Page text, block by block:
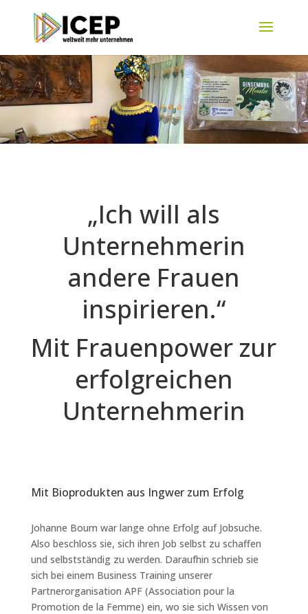
„Ich will als
Unternehmerin
andere Frauen
inspirieren.“
Mit Frauenpower zur
erfolgreichen
Unternehmerin
Mit Bioprodukten aus Ingwer zum Erfolg
Johanne Boum war lange ohne Erfolg auf Jobsuche.
Also beschloss sie, sich ihren Job selbst zu schaffen
und selbstständig zu werden. Daraufhin schrieb sie
sich bei einem Business Training unserer
Partnerorganisation APF (Association pour la
Promotion de la Femme) ein, wo sie sich Wissen von